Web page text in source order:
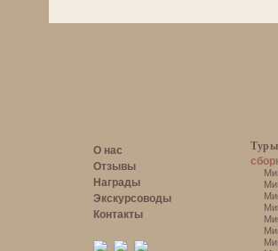
О нас
Отзывы
Награды
Экскурсоводы
Контакты
Туры